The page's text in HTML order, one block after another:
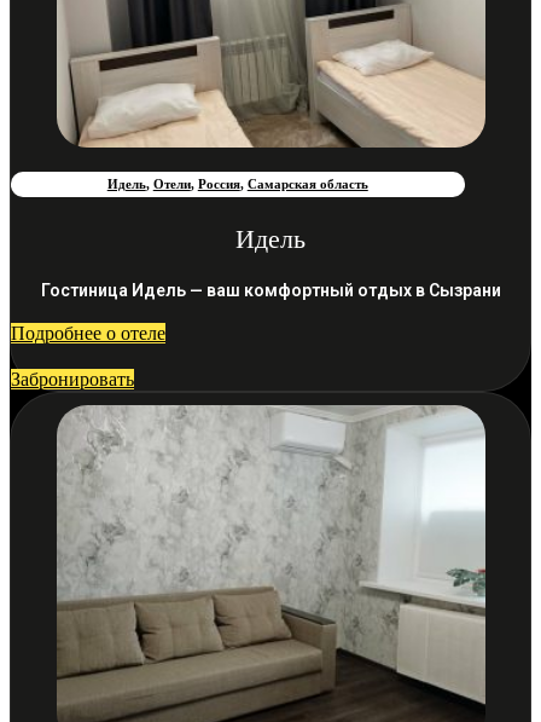
Идель, Отели, Россия, Самарская область
Идель
Гостиница Идель — ваш комфортный отдых в Сызрани
Подробнее о отеле
Забронировать